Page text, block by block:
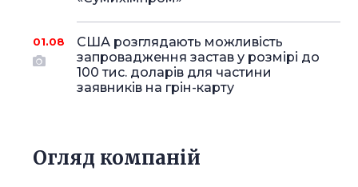
01.08
США розглядають можливість
запровадження застав у розмірі до
100 тис. доларів для частини
заявників на грін-карту
Огляд компаній